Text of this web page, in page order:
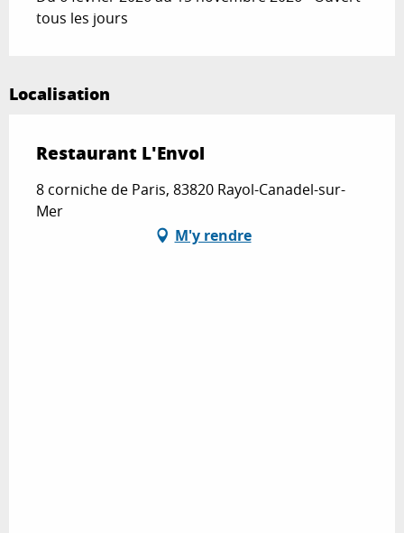
tous les jours
Localisation
Restaurant L'Envol
8 corniche de Paris, 83820 Rayol-Canadel-sur-
Mer
M'y rendre